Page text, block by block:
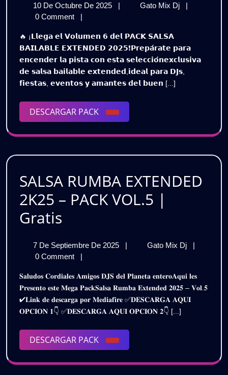
2025
Vol.
6
|
Pack
EXTENDED
Que
ENCENDERÁ
La
Pista
🔥
10 De Octubre De 2025
10
De
2025
| Gato Mix Dj
SALSA
6
|
Pack
🔥
|
0 Comment
|
🔥 ¡𝗟𝗹𝗲𝗴𝗮 𝗲𝗹 𝗩𝗼𝗹𝘂𝗺𝗲𝗻 𝟲 𝗱𝗲𝗹 𝗣𝗔𝗖𝗞 𝗦𝗔𝗟𝗦𝗔
𝗕𝗔𝗜𝗟𝗔𝗕𝗟𝗘 𝗘𝗫𝗧𝗘𝗡𝗗𝗘𝗗 𝟮𝟬𝟮𝟱❗𝗣𝗿𝗲𝗽𝗮́𝗿𝗮𝘁𝗲 𝗽𝗮𝗿𝗮
𝗲𝗻𝗰𝗲𝗻𝗱𝗲𝗿 𝗹𝗮 𝗽𝗶𝘀𝘁𝗮 𝗰𝗼𝗻 𝗲𝘀𝘁𝗮 𝘀𝗲𝗹𝗲𝗰𝗰𝗶𝗼́𝗻𝗲𝘅𝗰𝗹𝘂𝘀𝗶𝘃𝗮
𝗱𝗲 𝘀𝗮𝗹𝘀𝗮 𝗯𝗮𝗶𝗹𝗮𝗯𝗹𝗲 𝗲𝘅𝘁𝗲𝗻𝗱𝗲𝗱,𝗶𝗱𝗲𝗮𝗹 𝗽𝗮𝗿𝗮 𝗗𝗝𝘀,
𝗳𝗶𝗲𝘀𝘁𝗮𝘀, 𝗲𝘃𝗲𝗻𝘁𝗼𝘀 𝘆 𝗮𝗺𝗮𝗻𝘁𝗲𝘀 𝗱𝗲𝗹 𝗯𝘂𝗲𝗻 [...]
DESCARGAR PACK
DESCARGAR
PACK
SALSA RUMBA EXTENDED
2K25 – PACK VOL.5 |
Gratis
EXTENDED
2K25
–
PACK
VOL.5
|
Gratis
7 De Septiembre De 2025
De
2025
| Gato Mix Dj
SALSA
2K25
–
PACK
|
0 Comment
|
𝐒𝐚𝐥𝐮𝐝𝐨𝐬 𝐂𝐨𝐫𝐝𝐢𝐚𝐥𝐞𝐬 𝐀𝐦𝐢𝐠𝐨𝐬 𝐃𝐉𝐒 𝐝𝐞𝐥 𝐏𝐥𝐚𝐧𝐞𝐭𝐚 𝐞𝐧𝐭𝐞𝐫𝐨𝐀𝐪𝐮𝐢 𝐥𝐞𝐬
𝐏𝐫𝐞𝐬𝐞𝐧𝐭𝐨 𝐞𝐬𝐭𝐞 𝐌𝐞𝐠𝐚 𝐏𝐚𝐜𝐤𝐒𝐚𝐥𝐬𝐚 𝐑𝐮𝐦𝐛𝐚 𝐄𝐱𝐭𝐞𝐧𝐝𝐞𝐝 𝟐𝟎𝟐𝟓 – 𝐕𝐨𝐥.𝟓
✔𝐋𝐢𝐧𝐤 𝐝𝐞 𝐝𝐞𝐬𝐜𝐚𝐫𝐠𝐚 𝐩𝐨𝐫 𝐌𝐞𝐝𝐢𝐚𝐟𝐢𝐫𝐞 ✅𝐃𝐄𝐒𝐂𝐀𝐑𝐆𝐀 𝐀𝐐𝐔𝐈
𝐎𝐏𝐂𝐈𝐎𝐍 𝟏👇 ✅𝐃𝐄𝐒𝐂𝐀𝐑𝐆𝐀 𝐀𝐐𝐔𝐈 𝐎𝐏𝐂𝐈𝐎𝐍 𝟐👇 [...]
DESCARGAR PACK
DESCARGAR
PACK